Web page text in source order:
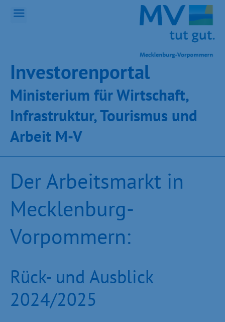
Inves­toren­por­tal
Ministeri­um für Wirt­schaft,
Infra­struk­tur, Tou­ris­mus und
Ar­beit M-V
Der Arbeitsmarkt in
Mecklenburg-
Vorpommern:
Rück- und Ausblick
2024/2025